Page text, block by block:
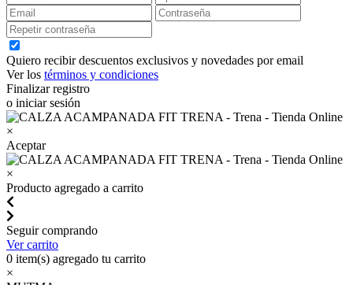
Quiero recibir descuentos exclusivos y novedades por email
Ver los términos y condiciones
Finalizar registro
o iniciar sesión
×
Aceptar
×
Producto agregado a carrito
Seguir comprando
Ver carrito
0 item(s) agregado tu carrito
×